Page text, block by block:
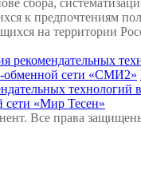
к предпочтениям
на территории
рекомендательных
обменной сети «СМИ2»
технологий
сети «Мир Тесен»
Все права